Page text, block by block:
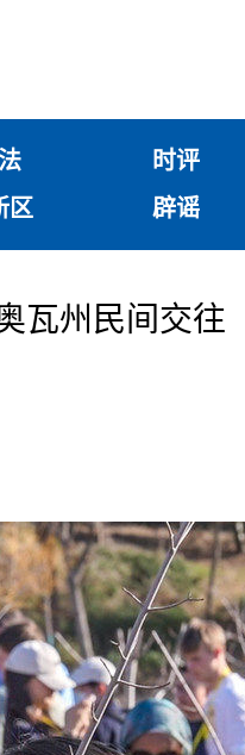
时评
区 辟谣
瓦州民间交往